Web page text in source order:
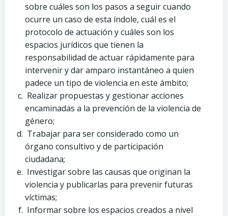
sobre cuáles son los pasos a seguir cuando
ocurre un caso de esta índole, cuál es el
protocolo de actuación y cuáles son los
espacios jurídicos que tienen la
responsabilidad de actuar rápidamente para
intervenir y dar amparo instantáneo a quien
padece un tipo de violencia en este ámbito;
Realizar propuestas y gestionar acciones
encaminadas a la prevención de la violencia de
género;
Trabajar para ser considerado como un
órgano consultivo y de participación
ciudadana;
Investigar sobre las causas que originan la
violencia y publicarlas para prevenir futuras
víctimas;
Informar sobre los espacios creados a nivel